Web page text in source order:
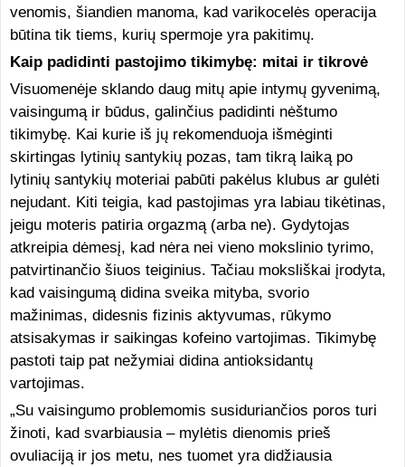
venomis, šiandien manoma, kad varikocelės operacija
būtina tik tiems, kurių spermoje yra pakitimų.
Kaip padidinti pastojimo tikimybę: mitai ir tikrovė
Visuomenėje sklando daug mitų apie intymų gyvenimą,
vaisingumą ir būdus, galinčius padidinti nėštumo
tikimybę. Kai kurie iš jų rekomenduoja išmėginti
skirtingas lytinių santykių pozas, tam tikrą laiką po
lytinių santykių moteriai pabūti pakėlus klubus ar gulėti
nejudant. Kiti teigia, kad pastojimas yra labiau tikėtinas,
jeigu moteris patiria orgazmą (arba ne). Gydytojas
atkreipia dėmesį, kad nėra nei vieno mokslinio tyrimo,
patvirtinančio šiuos teiginius. Tačiau moksliškai įrodyta,
kad vaisingumą didina sveika mityba, svorio
mažinimas, didesnis fizinis aktyvumas, rūkymo
atsisakymas ir saikingas kofeino vartojimas. Tikimybę
pastoti taip pat nežymiai didina antioksidantų
vartojimas.
„Su vaisingumo problemomis susiduriančios poros turi
žinoti, kad svarbiausia – mylėtis dienomis prieš
ovuliaciją ir jos metu, nes tuomet yra didžiausia